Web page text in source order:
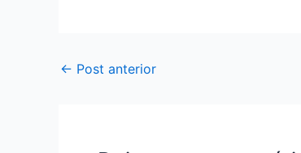
← Post anterior